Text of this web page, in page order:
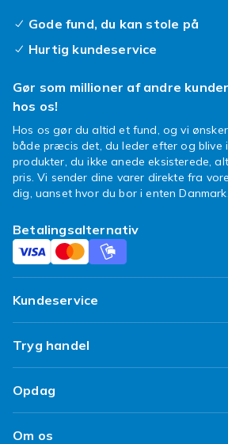
Gode fund, du kan stole på
Hurtig kundeservice
Gør som millioner af andre
hos os!
Hos os gør du altid et fund, og vi
både præcis det, du leder efter og blive
produkter, du ikke anede eksisterede,
pris. Vi sender dine varer direkte fra
dig, uanset hvor du bor i enten Danmark.
Betalingsalternativ
Kundeservice
Ofte stillede spørgsmål
Spor min pakke
Levering
Fortryd & returner her
Tryg handel
Tilfredshedsgaranti
Kundeanmeldelser
Opdag
Top 100 fund
Om os